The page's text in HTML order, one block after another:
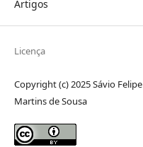
Artigos
Licença
Copyright (c) 2025 Sávio
Martins de Sousa